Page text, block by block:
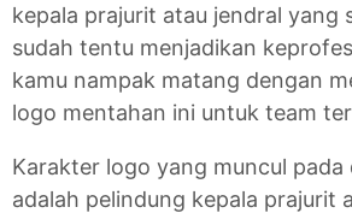
kepala prajurit atau jendral yang
sudah tentu menjadikan
kamu nampak matang dengan
logo mentahan ini untuk team
Karakter logo yang muncul pada
adalah pelindung kepala prajurit